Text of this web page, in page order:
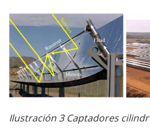
Ilustración 3 Captadores